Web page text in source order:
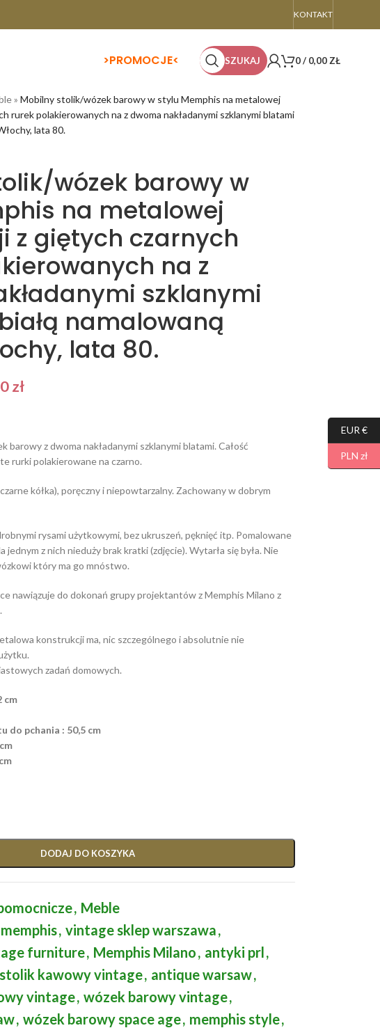
KONTAKT
>PROMOCJE< SZUKAJ 0/ 0,00 ZŁ
» Mobilny stolik/wózek barowy w stylu Memphis na metalowej
rurek polakierowanych na z dwoma nakładanymi szklanymi blatami
lata 80.
wózek barowy w
na metalowej
z giętych czarnych
na z
szklanymi
namalowaną
lata 80.
zł
barowy z dwoma nakładanymi szklanymi blatami. Całość
rurki polakierowane na czarno.
kółka), poręczny i niepowtarzalny. Zachowany w dobrym
rysami użytkowymi, bez ukruszeń, pęknięć itp. Pomalowane
jednym z nich nieduży brak kratki (zdjęcie). Wytarła się była. Nie
który ma go mnóstwo.
nawiązuje do dokonań grupy projektantów z Memphis Milano z
konstrukcji ma, nic szczególnego i absolutnie nie
zadań domowych.
cm
do pchania : 50,5 cm
DODAJ DO KOSZYKA
, Meble
, vintage sklep warszawa,
furniture, Memphis Milano, antyki prl,
stolik kawowy vintage, antique warsaw,
vintage, wózek barowy vintage,
, wózek barowy space age, memphis style,
EUR €
PLN zł